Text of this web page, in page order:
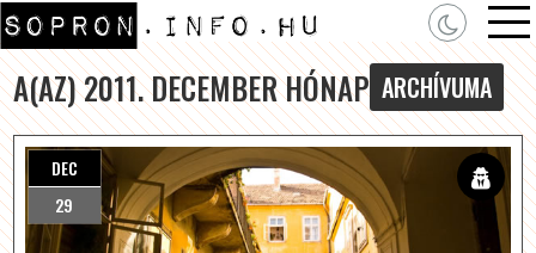
A(AZ) 2011. DECEMBER HÓNAP ARCHÍVUMA
DEC
29